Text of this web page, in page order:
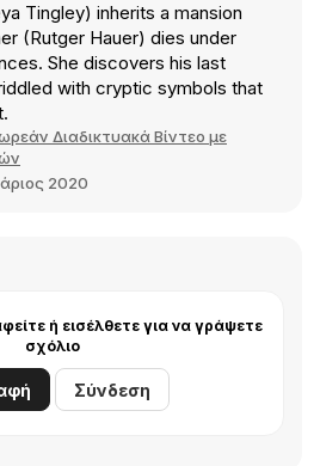
Tingley) inherits a mansion
(Rutger Hauer) dies under
She discovers his last
with cryptic symbols that
Διαδικτυακά Βίντεο με
2020
ή εισέλθετε για να γράψετε
σχόλιο
Σύνδεση